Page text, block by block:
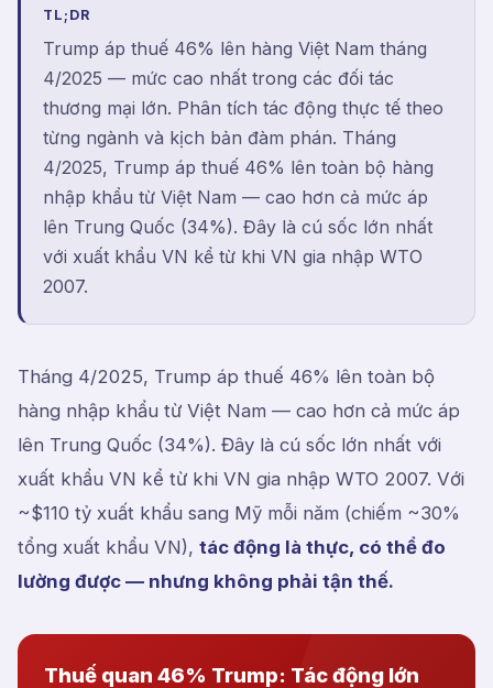
TL;DR
Trump áp thuế 46% lên hàng Việt Nam tháng
4/2025 — mức cao nhất trong các đối tác
thương mại lớn. Phân tích tác động thực tế theo
từng ngành và kịch bản đàm phán. Tháng
4/2025, Trump áp thuế 46% lên toàn bộ hàng
nhập khẩu từ Việt Nam — cao hơn cả mức áp
lên Trung Quốc (34%). Đây là cú sốc lớn nhất
với xuất khẩu VN kể từ khi VN gia nhập WTO
2007.
Tháng 4/2025, Trump áp thuế 46% lên toàn bộ
hàng nhập khẩu từ Việt Nam — cao hơn cả mức áp
lên Trung Quốc (34%). Đây là cú sốc lớn nhất với
xuất khẩu VN kể từ khi VN gia nhập WTO 2007. Với
~$110 tỷ xuất khẩu sang Mỹ mỗi năm (chiếm ~30%
tổng xuất khẩu VN), tác động là thực, có thể đo
lường được — nhưng không phải tận thế.
Thuế quan 46% Trump: Tác động lớn